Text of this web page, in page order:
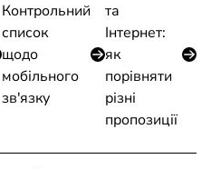
Контрольний
список
щодо
мобільного
зв'язку
та
Інтернет:
як
порівняти
різні
пропозиції